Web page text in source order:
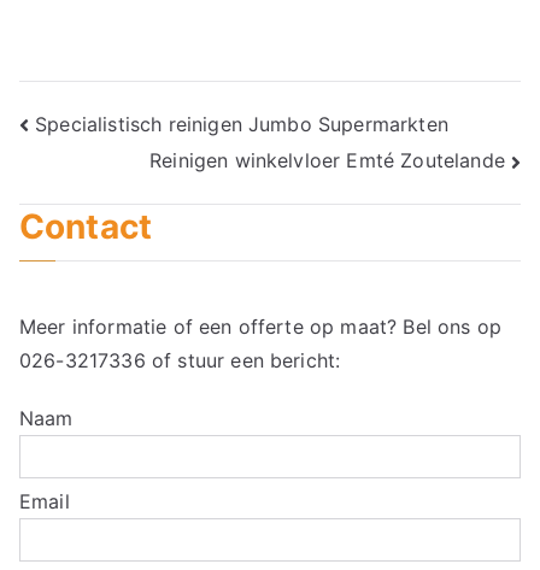
Bericht
navigatie
Specialistisch reinigen Jumbo Supermarkten
Reinigen winkelvloer Emté Zoutelande
Contact
Meer informatie of een offerte op maat? Bel ons op
026-3217336 of stuur een bericht:
Naam
Email